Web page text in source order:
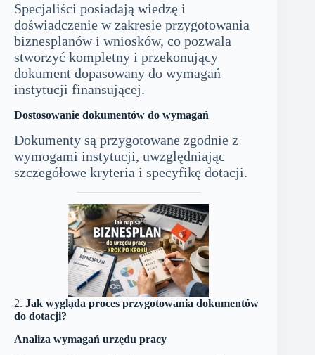
Specjaliści posiadają wiedzę i
doświadczenie w zakresie przygotowania
biznesplanów i wniosków, co pozwala
stworzyć kompletny i przekonujący
dokument dopasowany do wymagań
instytucji finansującej.
Dostosowanie dokumentów do wymagań
Dokumenty są przygotowane zgodnie z
wymogami instytucji, uwzględniając
szczegółowe kryteria i specyfikę dotacji.
2. Jak wygląda proces przygotowania dokumentów
do dotacji?
Analiza wymagań urzędu pracy